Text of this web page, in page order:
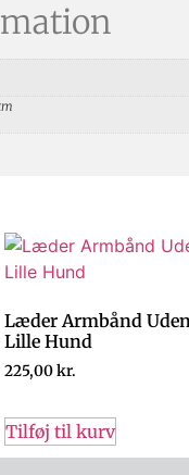
Læder Armbånd
Lille Hund
225,00kr.
Tilføj til kurv